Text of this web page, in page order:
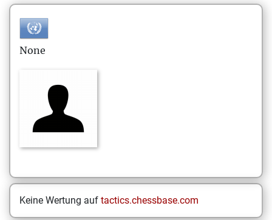
None
Keine Wertung auf tactics.chessbase.com